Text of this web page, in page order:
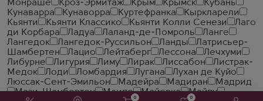
0 0
Монраше
Кроз-Эрмитаж Крым Крымск
Кубань
Кунаварра
Кунаворра Куртефранка
Кыркларели
Кьянти
Кьянти Классико Кьянти Колли Сенези
Лаго
ди Корбара
Ладуа Лаланд-де-Помроль
Ланге
Лангедок
Лангедок-Руссильон Ланды
Латрисьер-
Шамбертен
Лацио Лейтаберг Лессона
Лечхуми
Либурне
Лигурия Лиму Лирак Лиссабон
Листрак-
Медок
Лоди Ломбардия Лугана
Лухан де Куйо
Люссак-Сент-Эмильон
Мадейра Мадиран
Мадрид
Мази-Шамбертен
Маипо Майорка
Майпу